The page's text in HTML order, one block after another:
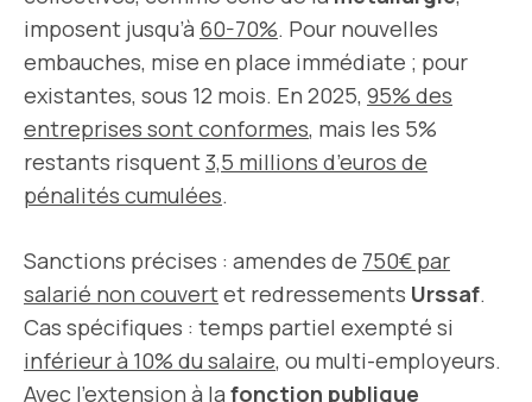
imposent jusqu’à 60-70%. Pour nouvelles
embauches, mise en place immédiate ; pour
existantes, sous 12 mois. En 2025, 95% des
entreprises sont conformes, mais les 5%
restants risquent3,5 millions d’euros de
pénalités cumulées.
Sanctions précises : amendes de 750€ par
salarié non couvertet redressements Urssaf.
Cas spécifiques : temps partiel exempté si
inférieur à 10% du salaire, ou multi-employeurs.
Avec l’extension à la fonction publique